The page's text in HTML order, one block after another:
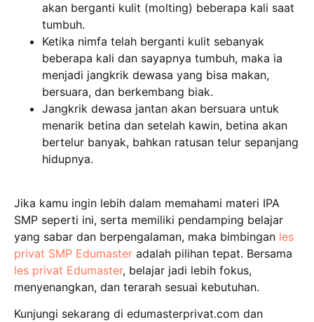
akan berganti kulit (molting) beberapa kali saat
tumbuh.
Ketika nimfa telah berganti kulit sebanyak
beberapa kali dan sayapnya tumbuh, maka ia
menjadi jangkrik dewasa yang bisa makan,
bersuara, dan berkembang biak.
Jangkrik dewasa jantan akan bersuara untuk
menarik betina dan setelah kawin, betina akan
bertelur banyak, bahkan ratusan telur sepanjang
hidupnya.
Jika kamu ingin lebih dalam memahami materi IPA
SMP seperti ini, serta memiliki pendamping belajar
yang sabar dan berpengalaman, maka bimbingan les
privat SMP Edumaster adalah pilihan tepat. Bersama
les privat Edumaster, belajar jadi lebih fokus,
menyenangkan, dan terarah sesuai kebutuhan.
Kunjungi sekarang di edumasterprivat.com dan